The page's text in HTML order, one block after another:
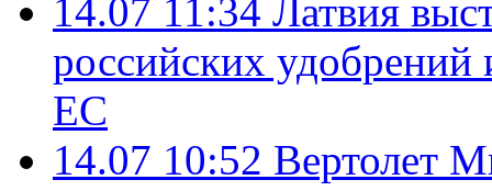
14.07 11:34 Латвия
российских
ЕС
14.07 10:52 Вертолет